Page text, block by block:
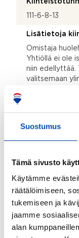
Suostumus
Tämä sivusto
Käytämme
räätälöimiseen,
tukemiseen ja
jaamme
alan
111-6-8-13
Lisätietoja
Omistaja
Yhtiöllä ei ole
niin edellyttää.
valitsemaan
2022
Rakennus- ja
Kivi ja